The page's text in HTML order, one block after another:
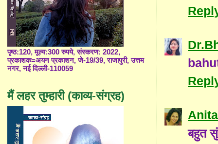
बहुत
पृष्ठ:120, मूल्य:300 रुपये, संस्करण: 2022,
प्रकाशक=अयन प्रकाशन, जे-19/39, राजापुरी, उत्तम
नगर, नई दिल्ली-110059
मैं लहर तुम्हारी (काव्य-संग्रह)